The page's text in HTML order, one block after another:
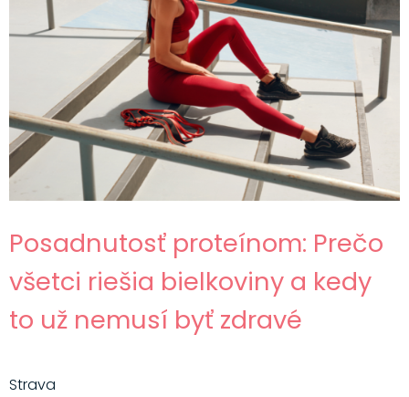
Posadnutosť proteínom: Prečo
všetci riešia bielkoviny a kedy
to už nemusí byť zdravé
Strava